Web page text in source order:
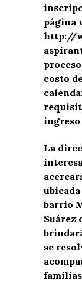
página
http://
costo
La
barrio
Suárez
se